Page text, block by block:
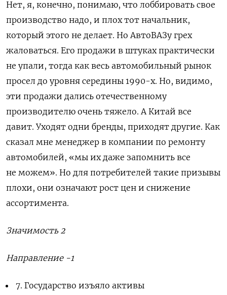
Нет, я, конечно, понимаю, что лоббировать свое
производство надо, и плох тот начальник,
который этого не делает. Но АвтоВАЗу грех
жаловаться. Его продажи в штуках практически
не упали, тогда как весь автомобильный рынок
просел до уровня середины 1990-х. Но, видимо,
эти продажи дались отечественному
производителю очень тяжело. А Китай все
давит. Уходят одни бренды, приходят другие. Как
сказал мне менеджер в компании по ремонту
автомобилей, «мы их даже запомнить все
не можем». Но для потребителей такие призывы
плохи, они означают рост цен и снижение
ассортимента.
Значимость 2
Направление -1
7. Государство изъяло активы